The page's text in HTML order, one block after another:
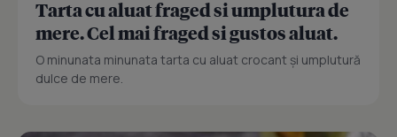
Tarta cu aluat fraged si umplutura de
mere. Cel mai fraged si gustos aluat.
O minunata minunata tarta cu aluat crocant și umplutură
dulce de mere.